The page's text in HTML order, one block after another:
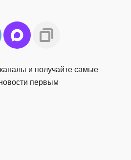
и получайте самые
первым